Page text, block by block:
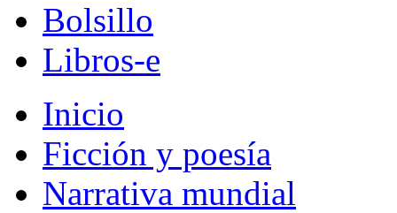
Bolsillo
Libros-e
Inicio
Ficción y poesía
Narrativa mundial